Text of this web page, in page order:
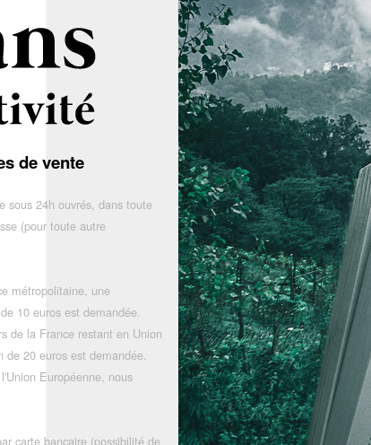
de vente
sous 24h ouvrés, dans toute
(pour toute autre
métropolitaine, une
10 euros est demandée.
de la France restant en Union
de 20 euros est demandée.
Européenne, nous
carte bancaire (possibilité de